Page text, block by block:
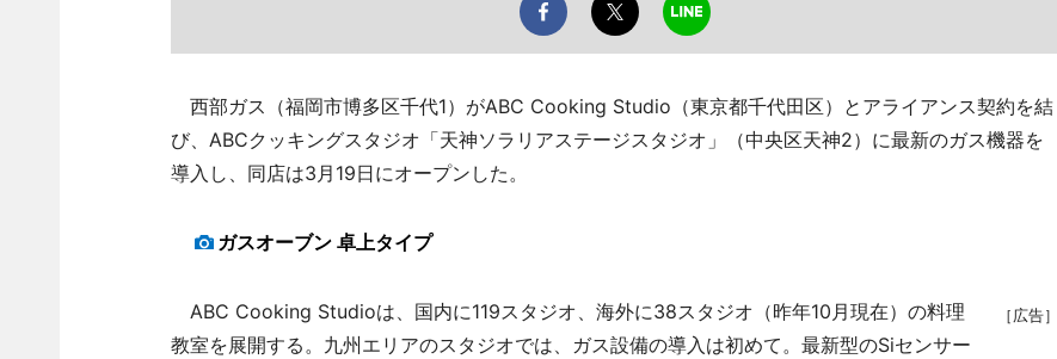
西部ガス（福岡市博多区千代1）がABC Cooking Studio（東京都千代田区）とアライアンス契約を結
び、ABCクッキングスタジオ「天神ソラリアステージスタジオ」（中央区天神2）に最新のガス機器を
導入し、同店は3月19日にオープンした。
ガスオーブン 卓上タイプ
［広告］
ABC Cooking Studioは、国内に119スタジオ、海外に38スタジオ（昨年10月現在）の料理
教室を展開する。九州エリアのスタジオでは、ガス設備の導入は初めて。最新型のSiセンサー